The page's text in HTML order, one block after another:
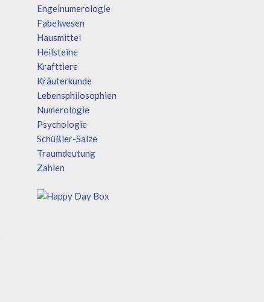
Engelnumerologie
Fabelwesen
Hausmittel
Heilsteine
Krafttiere
Kräuterkunde
Lebensphilosophien
Numerologie
Psychologie
Schüßler-Salze
Traumdeutung
Zahlen